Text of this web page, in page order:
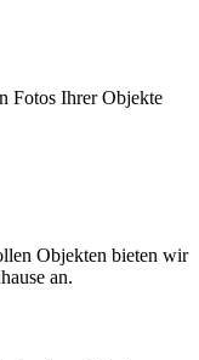
Fotos Ihrer Objekte
Objekten bieten wir
an.